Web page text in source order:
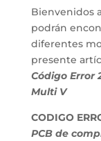
Bienvenidos
podrán
diferentes
presente
Código Error
Multi V
CODIGO
PCB de